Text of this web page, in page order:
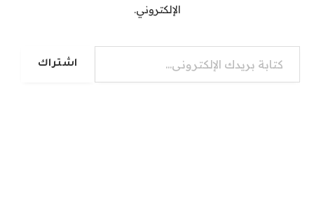
الإلكتروني.
كتابة بريدك الإلكتروني...
اشتراك